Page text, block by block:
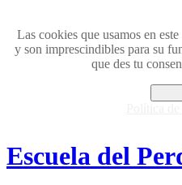
Las cookies que usamos en
y son imprescindibles para su
que des tu
Escuela del